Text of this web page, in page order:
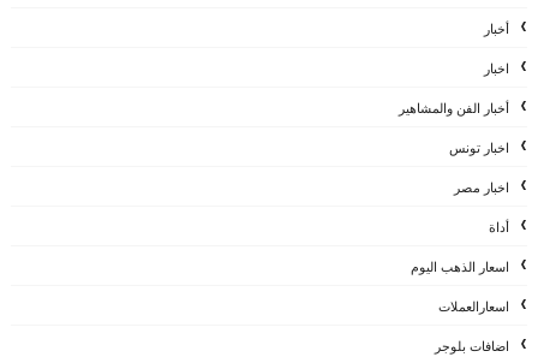
أخبار
اخبار
أخبار الفن والمشاهير
اخبار تونس
اخبار مصر
أداة
اسعار الذهب اليوم
اسعارالعملات
اضافات بلوجر